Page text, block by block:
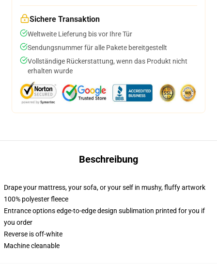
Sichere Transaktion
Weltweite Lieferung bis vor Ihre Tür
Sendungsnummer für alle Pakete bereitgestellt
Vollständige Rückerstattung, wenn das Produkt nicht
erhalten wurde
Beschreibung
Drape your mattress, your sofa, or your self in mushy, fluffy artwork
100% polyester fleece
Entrance options edge-to-edge design sublimation printed for you if
you order
Reverse is off-white
Machine cleanable